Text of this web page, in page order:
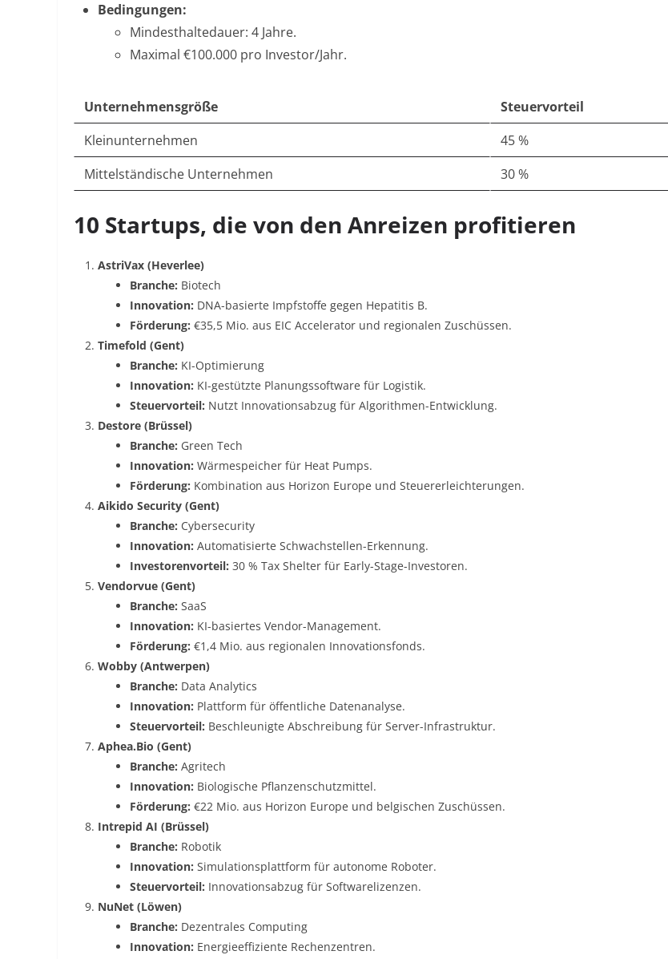
Bedingungen:
Mindesthaltedauer: 4 Jahre.
Maximal €100.000 pro Investor/Jahr.
Unternehmensgröße
Steuervorteil
Kleinunternehmen
45 %
Mittelständische Unternehmen
30 %
10 Startups, die von den Anreizen profitieren
AstriVax (Heverlee)
Branche: Biotech
Innovation: DNA-basierte Impfstoffe gegen Hepatitis B.
Förderung: €35,5 Mio. aus EIC Accelerator und regionalen Zuschüssen.
Timefold (Gent)
Branche: KI-Optimierung
Innovation: KI-gestützte Planungssoftware für Logistik.
Steuervorteil: Nutzt Innovationsabzug für Algorithmen-Entwicklung.
Destore (Brüssel)
Branche: Green Tech
Innovation: Wärmespeicher für Heat Pumps.
Förderung: Kombination aus Horizon Europe und Steuererleichterungen.
Aikido Security (Gent)
Branche: Cybersecurity
Innovation: Automatisierte Schwachstellen-Erkennung.
Investorenvorteil: 30 % Tax Shelter für Early-Stage-Investoren.
Vendorvue (Gent)
Branche: SaaS
Innovation: KI-basiertes Vendor-Management.
Förderung: €1,4 Mio. aus regionalen Innovationsfonds.
Wobby (Antwerpen)
Branche: Data Analytics
Innovation: Plattform für öffentliche Datenanalyse.
Steuervorteil: Beschleunigte Abschreibung für Server-Infrastruktur.
Aphea.Bio (Gent)
Branche: Agritech
Innovation: Biologische Pflanzenschutzmittel.
Förderung: €22 Mio. aus Horizon Europe und belgischen Zuschüssen.
Intrepid AI (Brüssel)
Branche: Robotik
Innovation: Simulationsplattform für autonome Roboter.
Steuervorteil: Innovationsabzug für Softwarelizenzen.
NuNet (Löwen)
Branche: Dezentrales Computing
Innovation: Energieeffiziente Rechenzentren.